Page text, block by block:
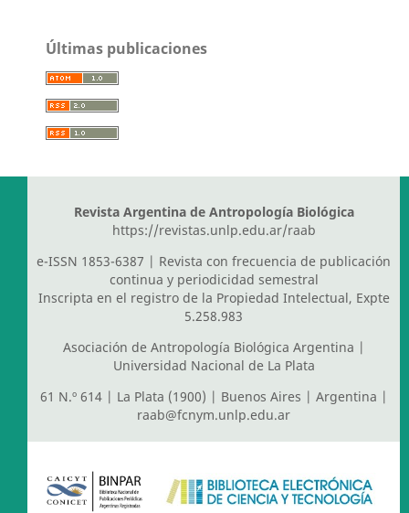
Últimas publicaciones
Revista Argentina de Antropología Biológica
https://revistas.unlp.edu.ar/raab
e-ISSN 1853-6387 | Revista con frecuencia de publicación
continua y periodicidad semestral
Inscripta en el registro de la Propiedad Intelectual, Expte
5.258.983
Asociación de Antropología Biológica Argentina |
Universidad Nacional de La Plata
61 N.º 614 | La Plata (1900) | Buenos Aires | Argentina |
raab@fcnym.unlp.edu.ar